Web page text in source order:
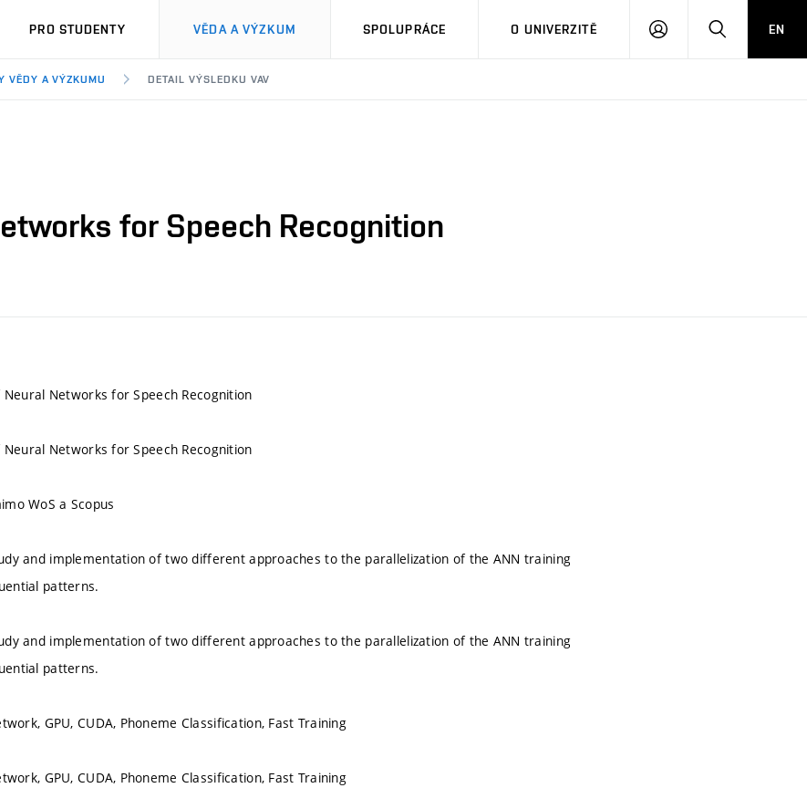
PRO STUDENTY VĚDA A VÝZKUM SPOLUPRÁCE O UNIVERZITĚ
PŘIHLÁSIT HLEDATEN
VĚDY A VÝZKUMU DETAIL VÝSLEDKU VAV
for Speech Recognition
Networks for Speech Recognition
Networks for Speech Recognition
WoS a Scopus
and implementation of two different approaches to the parallelization of the ANN training
patterns.
and implementation of two different approaches to the parallelization of the ANN training
patterns.
GPU, CUDA, Phoneme Classification, Fast Training
GPU, CUDA, Phoneme Classification, Fast Training